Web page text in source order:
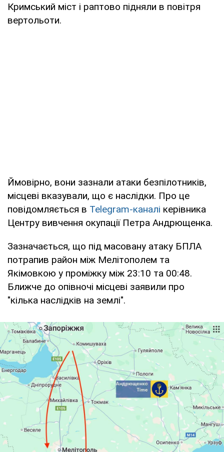
Кримський міст і раптово підняли в повітря
вертольоти.
Ймовірно, вони зазнали атаки безпілотників,
місцеві вказували, що є наслідки. Про це
повідомляється в Telegram-каналі керівника
Центру вивчення окупації Петра Андрющенка.
Зазначається, що під масовану атаку БПЛА
потрапив район між Мелітополем та
Якімовкою у проміжку між 23:10 та 00:48.
Ближче до опівночі місцеві заявили про
"кілька наслідків на землі".